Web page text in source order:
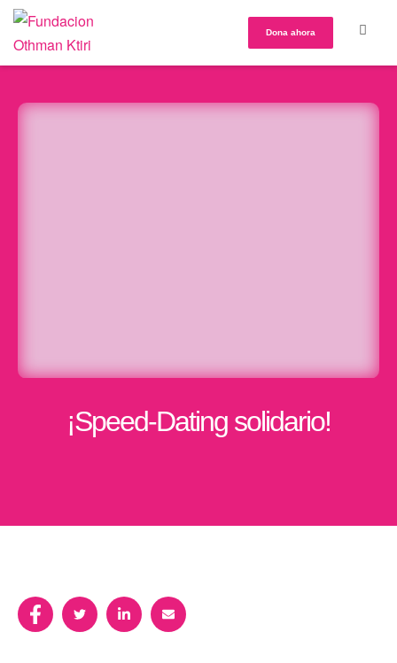
Dona ahora
¡Speed-Dating solidario!